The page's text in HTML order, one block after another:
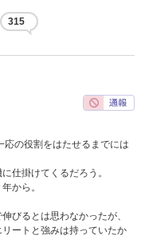
315
の役割をはたせるまでには
仕掛けてくるだろう。
から。
びるとは思わなかったが、
ートと強みは持っていたか